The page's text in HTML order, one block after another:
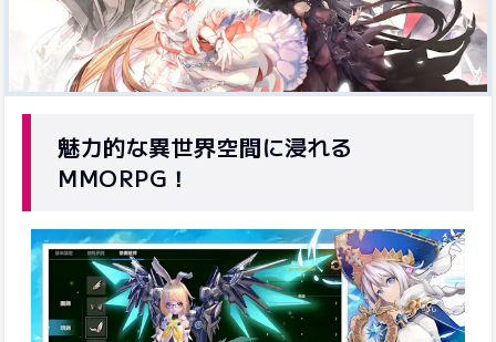
魅力的な異世界空間に浸れる
MMORPG！